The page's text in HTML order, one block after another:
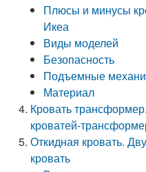
Плюсы и минусы
Икеа
Виды моделей
Безопасность
Подъемные
Материал
Кровать
кроватей-
Откидная кровать.
кровать